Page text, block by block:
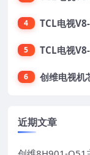
4
5
6 创维电视机
近期文章